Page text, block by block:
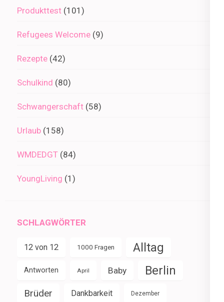
Produkttest (101)
Refugees Welcome (9)
Rezepte (42)
Schulkind (80)
Schwangerschaft (58)
Urlaub (158)
WMDEDGT (84)
YoungLiving (1)
SCHLAGWÖRTER
12 von 12 1000 Fragen Alltag
Antworten April Baby Berlin
Brüder Dankbarkeit Dezember